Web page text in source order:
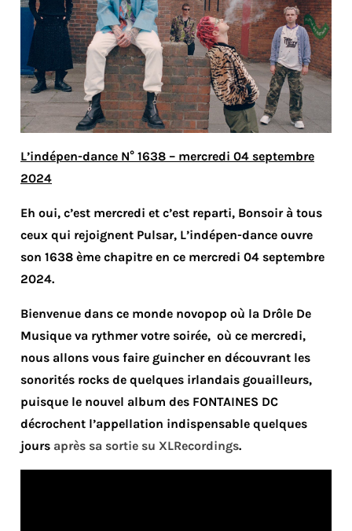
L’indépen-dance N° 1638 – mercredi 04 septembre
2024
Eh oui, c’est mercredi et c’est reparti, Bonsoir à tous
ceux qui rejoignent Pulsar, L’indépen-dance ouvre
son 1638 ème chapitre en ce mercredi 04 septembre
2024.
Bienvenue dans ce monde novopop où la Drôle De
Musique va rythmer votre soirée, où ce mercredi,
nous allons vous faire guincher en découvrant les
sonorités rocks de quelques irlandais gouailleurs,
puisque le nouvel album des FONTAINES DC
décrochent l’appellation indispensable quelques
jours après sa sortie su XLRecordings.